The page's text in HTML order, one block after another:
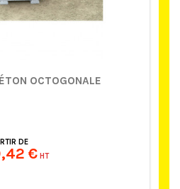
OCTOGONALE
DE
€ HT